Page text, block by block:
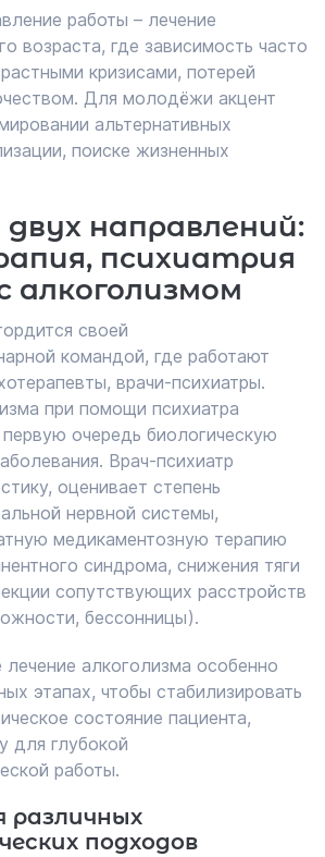
работы – лечение
возраста, где зависимость часто
кризисами, потерей
Для молодёжи акцент
альтернативных
поиске жизненных
двух направлений:
психиатрия
алкоголизмом
своей
командой, где работают
врачи-психиатры.
при помощи психиатра
очередь биологическую
Врач-психиатр
оценивает степень
нервной системы,
медикаментозную терапию
синдрома, снижения тяги
сопутствующих расстройств
бессонницы).
лечение алкоголизма особенно
этапах, чтобы стабилизировать
состояние пациента,
для глубокой
работы.
различных
подходов